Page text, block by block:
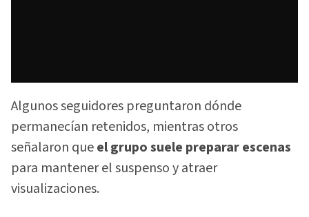
Algunos seguidores preguntaron dónde
permanecían retenidos, mientras otros
señalaron queel grupo suele preparar escenas
para mantener el suspenso y atraer
visualizaciones.